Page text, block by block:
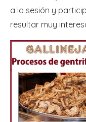
a la sesión y
resultar muy